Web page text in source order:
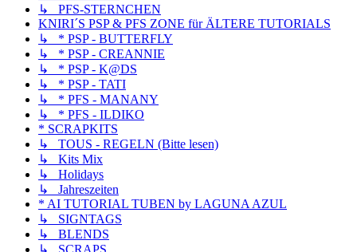
↳ PFS-STERNCHEN
KNIRI´S PSP & PFS ZONE für ÄLTERE TUTORIALS
↳ * PSP - BUTTERFLY
↳ * PSP - CREANNIE
↳ * PSP - K@DS
↳ * PSP - TATI
↳ * PFS - MANANY
↳ * PFS - ILDIKO
* SCRAPKITS
↳ TOUS - REGELN (Bitte lesen)
↳ Kits Mix
↳ Holidays
↳ Jahreszeiten
* AI TUTORIAL TUBEN by LAGUNA AZUL
↳ SIGNTAGS
↳ BLENDS
↳ SCRAPS